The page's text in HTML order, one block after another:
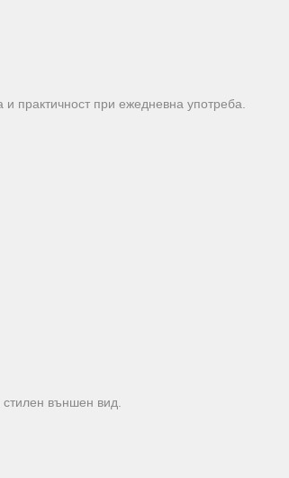
и практичност при ежедневна употреба.
стилен външен вид.